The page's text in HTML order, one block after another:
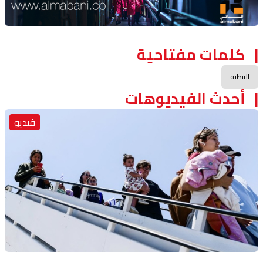
كلمات مفتاحية
النبطية
أحدث الفيديوهات
فيديو